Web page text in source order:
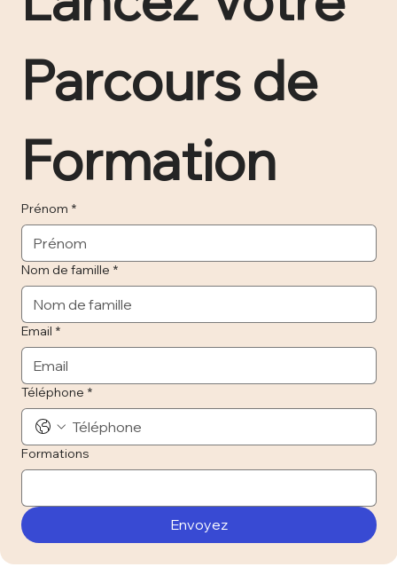
Parcours de
Prénom *
Nom de famille *
Email *
Téléphone *
Formations
Envoyez